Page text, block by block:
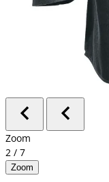
Zoom
2 / 7
Zoom